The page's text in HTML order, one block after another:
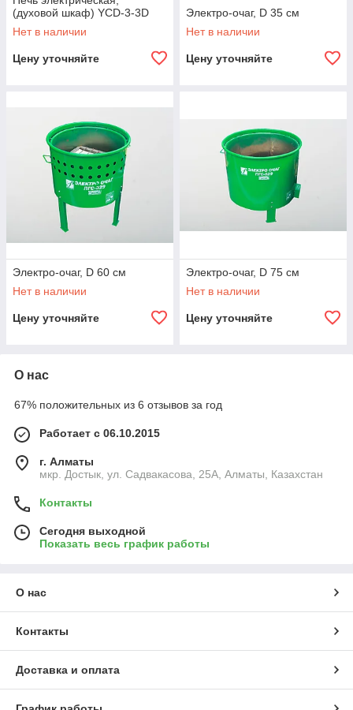
(духовой шкаф) YCD-3-3D
Нет в наличии
Цену уточняйте
Электро-очаг, D 35 см
Нет в наличии
Цену уточняйте
Электро-очаг, D 60 см
Нет в наличии
Цену уточняйте
Электро-очаг, D 75 см
Нет в наличии
Цену уточняйте
О нас
67% положительных из 6 отзывов за год
Работает с 06.10.2015
г. Алматы
мкр. Достык, ул. Садвакасова, 25А, Алматы, Казахстан
Контакты
Сегодня выходной
Показать весь график работы
О нас
Контакты
Доставка и оплата